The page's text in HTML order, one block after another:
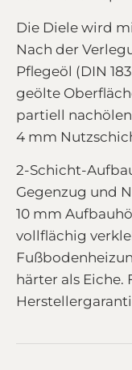
Die Diele wird
Nach der
Pflegeöl (DIN
geölte
partiell
4 mm
2-Schicht-
Gegenzug und
10 mm
vollflächig
härter als Eiche.